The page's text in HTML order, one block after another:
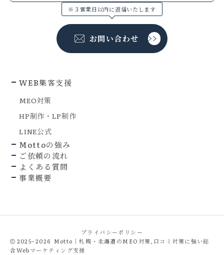
※３営業日以内に返信いたします
お問い合わせ
WEB集客支援
MEO対策
HP制作・LP制作
LINE公式
Mottoの強み
ご依頼の流れ
よくある質問
事業概要
プライバシーポリシー
2025–2026 Motto｜札幌・北海道のMEO対策,口コミ対策に強い総
合Webマーケティング支援